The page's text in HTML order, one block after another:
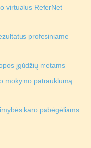
virtualus ReferNet
profesiniame
įgūdžių metams
mokymo patrauklumą
karo pabėgėliams